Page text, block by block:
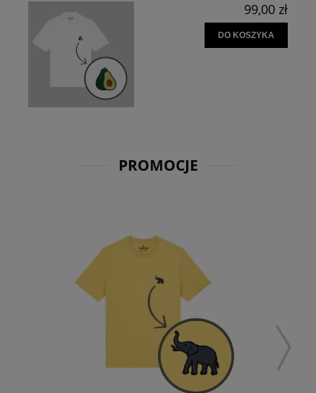
99,00 zł
DO KOSZYKA
PROMOCJE